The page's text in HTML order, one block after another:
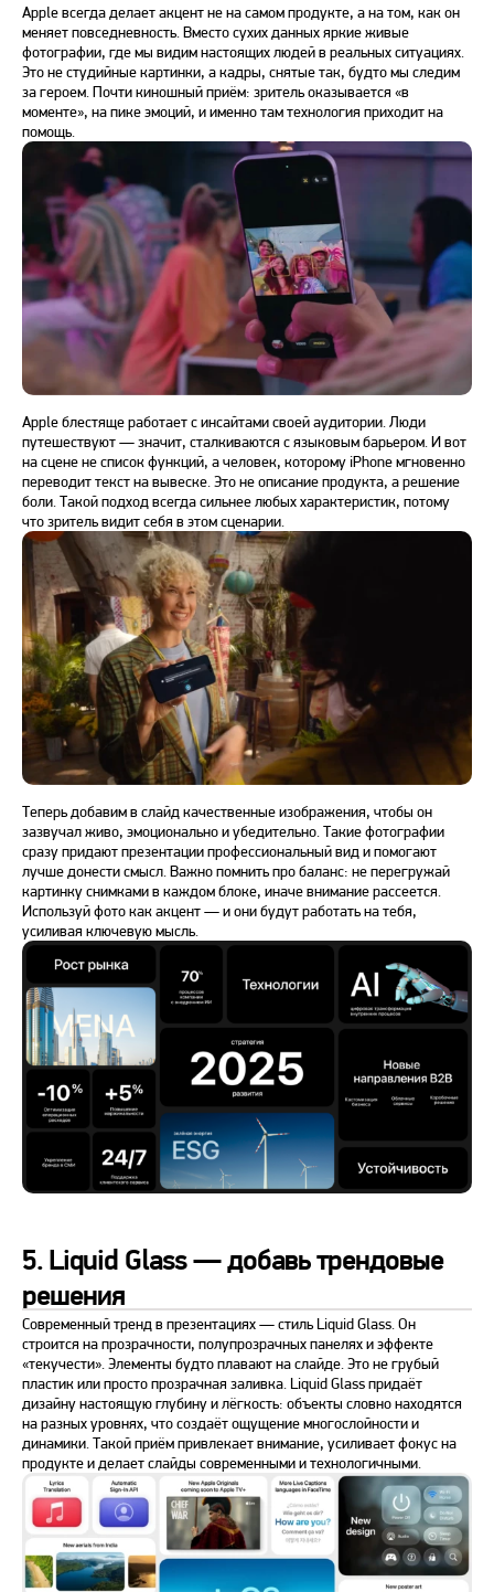
Apple всегда делает акцент не на самом продукте, а на том, как он
меняет повседневность. Вместо сухих данных яркие живые
фотографии, где мы видим настоящих людей в реальных ситуациях.
Это не студийные картинки, а кадры, снятые так, будто мы следим
за героем. Почти киношный приём: зритель оказывается «в
моменте», на пике эмоций, и именно там технология приходит на
помощь.
Apple блестяще работает с инсайтами своей аудитории. Люди
путешествуют — значит, сталкиваются с языковым барьером. И вот
на сцене не список функций, а человек, которому iPhone мгновенно
переводит текст на вывеске. Это не описание продукта, а решение
боли. Такой подход всегда сильнее любых характеристик, потому
что зритель видит себя в этом сценарии.
Теперь добавим в слайд качественные изображения, чтобы он
зазвучал живо, эмоционально и убедительно. Такие фотографии
сразу придают презентации профессиональный вид и помогают
лучше донести смысл. Важно помнить про баланс: не перегружай
картинку снимками в каждом блоке, иначе внимание рассеется.
Используй фото как акцент — и они будут работать на тебя,
усиливая ключевую мысль.
5. Liquid Glass — добавь трендовые
решения
Современный тренд в презентациях — стиль Liquid Glass. Он
строится на прозрачности, полупрозрачных панелях и эффекте
«текучести». Элементы будто плавают на слайде. Это не грубый
пластик или просто прозрачная заливка. Liquid Glass придаёт
дизайну настоящую глубину и лёгкость: объекты словно находятся
на разных уровнях, что создаёт ощущение многослойности и
динамики. Такой приём привлекает внимание, усиливает фокус на
продукте и делает слайды современными и технологичными.